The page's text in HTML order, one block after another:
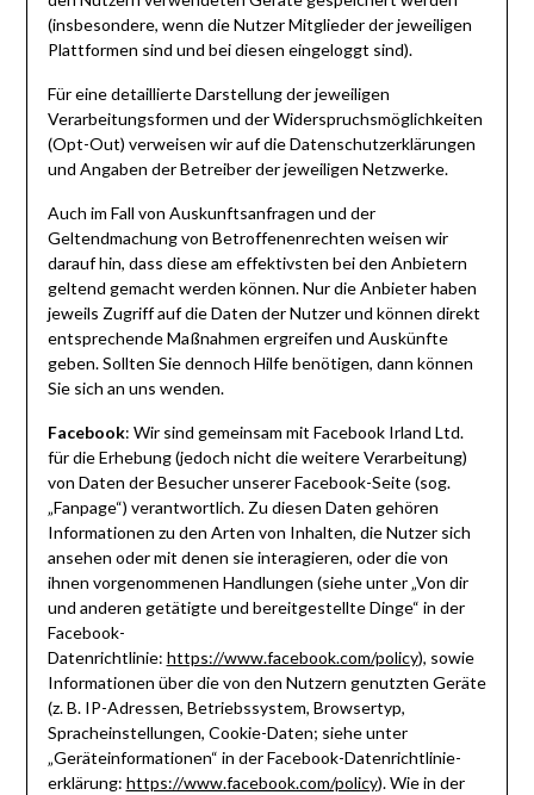
(insbesondere, wenn die Nutzer Mitglieder der jeweiligen
Plattformen sind und bei diesen eingeloggt sind).
Für eine detaillierte Darstellung der jeweiligen
Verarbeitungsformen und der Widerspruchsmöglichkeiten
(Opt-Out) verweisen wir auf die Datenschutzerklärungen
und Angaben der Betreiber der jeweiligen Netzwerke.
Auch im Fall von Auskunftsanfragen und der
Geltendmachung von Betroffenenrechten weisen wir
darauf hin, dass diese am effektivsten bei den Anbietern
geltend gemacht werden können. Nur die Anbieter haben
jeweils Zugriff auf die Daten der Nutzer und können direkt
entsprechende Maßnahmen ergreifen und Auskünfte
geben. Sollten Sie dennoch Hilfe benötigen, dann können
Sie sich an uns wenden.
Facebook: Wir sind gemeinsam mit Facebook Irland Ltd.
für die Erhebung (jedoch nicht die weitere Verarbeitung)
von Daten der Besucher unserer Facebook-Seite (sog.
„Fanpage“) verantwortlich. Zu diesen Daten gehören
Informationen zu den Arten von Inhalten, die Nutzer sich
ansehen oder mit denen sie interagieren, oder die von
ihnen vorgenommenen Handlungen (siehe unter „Von dir
und anderen getätigte und bereitgestellte Dinge“ in der
Facebook-
Datenrichtlinie: https://www.facebook.com/policy), sowie
Informationen über die von den Nutzern genutzten Geräte
(z. B. IP-Adressen, Betriebssystem, Browsertyp,
Spracheinstellungen, Cookie-Daten; siehe unter
„Geräteinformationen“ in der Facebook-Datenrichtlinie-
erklärung: https://www.facebook.com/policy). Wie in der